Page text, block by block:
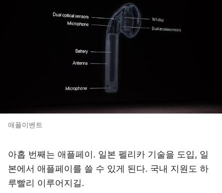
애플이벤트
아홉 번째는 애플페이. 일본 펠리카 기술을 도입, 일
본에서 애플페이를 쓸 수 있게 된다. 국내 지원도 하
루빨리 이루어지길.